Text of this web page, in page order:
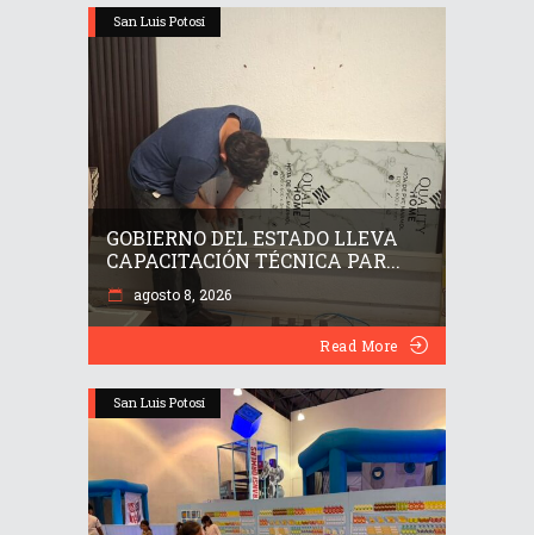
San Luis Potosí
GOBIERNO DEL ESTADO LLEVA
CAPACITACIÓN TÉCNICA PAR...
agosto 8, 2026
Read More
San Luis Potosí